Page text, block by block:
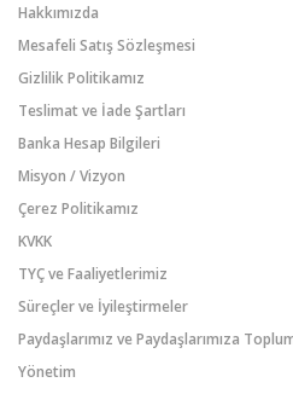
Hakkımızda
Mesafeli Satış Sözleşmesi
Gizlilik Politikamız
Teslimat ve İade Şartları
Banka Hesap Bilgileri
Misyon / Vizyon
Çerez Politikamız
KVKK
TYÇ ve Faaliyetlerimiz
Süreçler ve İyileştirmeler
Paydaşlarımız ve Paydaşlarımıza
Yönetim